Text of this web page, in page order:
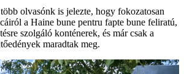
olvasónk is jelezte, hogy fokozatosan
a Haine bune pentru fapte bune feliratú,
szolgáló konténerek, és már csak a
maradtak meg.